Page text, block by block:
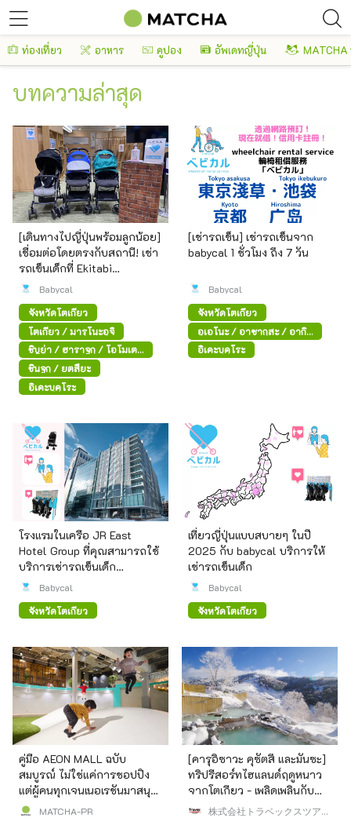
ท่องเที่ยว อาหาร คูปอง อัพเดทญี่ปุ่น
บทความล่าสุด
[เดินทางไปญี่ปุ่นพร้อมลูกน้อย]
เชื่อมต่อโดยตรงกับสถานี! เช่า
รถเข็นเด็กที่ Ekitabi
Concierge
Babycal
จังหวัดโตเกียว
โตเกียว / มารุโนะอุจิ
ชิบูย่า / ฮาราจูกุ / โอโมเตะ
ซันโด
ชินจูกุ / ยตสึยะ
อิเคะบุคุโระ
[เช่ารถเข็น] เช่ารถเข็นจาก
babycal 1 ชั่วโมง ถึง 7 วัน
Babycal
จังหวัดโตเกียว
อุเอโนะ / อาซากุสะ / อากิ
ฮาบาระ
อิเคะบุคุโระ
โรงแรมในเครือ JR East
Hotel Group ที่คุณสามารถใช้
บริการเช่ารถเข็นเด็ก
"babycal"
Babycal
จังหวัดโตเกียว
เที่ยวญี่ปุ่นแบบสบายๆ ในปี
2025 กับ babycal บริการให้
เช่ารถเข็นเด็ก
Babycal
จังหวัดโตเกียว
คู่มือ AEON MALL ฉบับ
สมบูรณ์ ไม่ใช่แค่การชอปปิง
แต่ผู้คนทุกเจนเนอเรชันมาสนุก
เพลิดเพลินด้วยกันได้
MATCHA-PR
[คารุอิซาวะ คุซัตสึ และมันซะ]
ทริปรีสอร์ทไฮแลนด์ฤดูหนาว
จากโตเกียว - เพลิดเพลินกับ
บ่อน้ำพุร้อน ธรรมชาติ และ
株式会社トラベックスツアー